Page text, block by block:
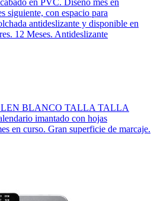
siguiente, con espacio para
antideslizante y disponible en
12 Meses. Antideslizante
BLANCO TALLA TALLA
imantado con hojas
en curso. Gran superficie de marcaje.